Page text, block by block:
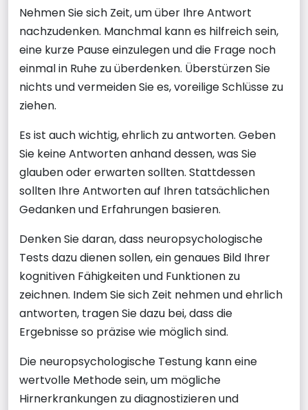
Nehmen Sie sich Zeit, um über Ihre Antwort
nachzudenken. Manchmal kann es hilfreich sein,
eine kurze Pause einzulegen und die Frage noch
einmal in Ruhe zu überdenken. Überstürzen Sie
nichts und vermeiden Sie es, voreilige Schlüsse zu
ziehen.
Es ist auch wichtig, ehrlich zu antworten. Geben
Sie keine Antworten anhand dessen, was Sie
glauben oder erwarten sollten. Stattdessen
sollten Ihre Antworten auf Ihren tatsächlichen
Gedanken und Erfahrungen basieren.
Denken Sie daran, dass neuropsychologische
Tests dazu dienen sollen, ein genaues Bild Ihrer
kognitiven Fähigkeiten und Funktionen zu
zeichnen. Indem Sie sich Zeit nehmen und ehrlich
antworten, tragen Sie dazu bei, dass die
Ergebnisse so präzise wie möglich sind.
Die neuropsychologische Testung kann eine
wertvolle Methode sein, um mögliche
Hirnerkrankungen zu diagnostizieren und